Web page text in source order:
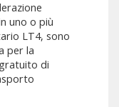
uno o più
LT4, sono
per la
di